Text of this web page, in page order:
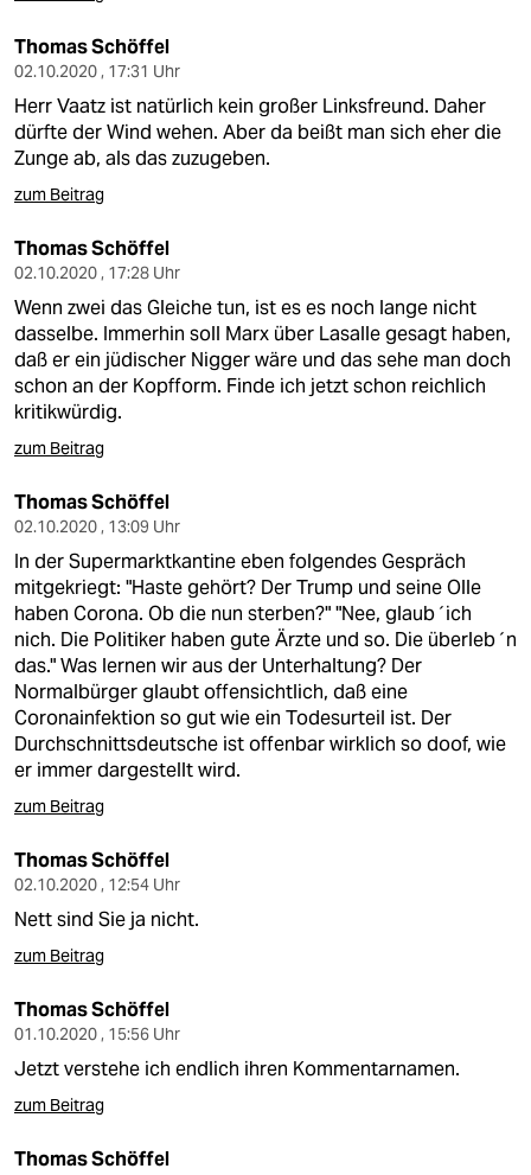
Thomas Schöffel
02.10.2020 , 17:31 Uhr
Herr Vaatz ist natürlich kein großer Linksfreund. Daher
dürfte der Wind wehen. Aber da beißt man sich eher die
Zunge ab, als das zuzugeben.
zum Beitrag
Thomas Schöffel
02.10.2020 , 17:28 Uhr
Wenn zwei das Gleiche tun, ist es es noch lange nicht
dasselbe. Immerhin soll Marx über Lasalle gesagt haben,
daß er ein jüdischer Nigger wäre und das sehe man doch
schon an der Kopfform. Finde ich jetzt schon reichlich
kritikwürdig.
zum Beitrag
Thomas Schöffel
02.10.2020 , 13:09 Uhr
In der Supermarktkantine eben folgendes Gespräch
mitgekriegt: "Haste gehört? Der Trump und seine Olle
haben Corona. Ob die nun sterben?" "Nee, glaub´ich
nich. Die Politiker haben gute Ärzte und so. Die überleb´n
das." Was lernen wir aus der Unterhaltung? Der
Normalbürger glaubt offensichtlich, daß eine
Coronainfektion so gut wie ein Todesurteil ist. Der
Durchschnittsdeutsche ist offenbar wirklich so doof, wie
er immer dargestellt wird.
zum Beitrag
Thomas Schöffel
02.10.2020 , 12:54 Uhr
Nett sind Sie ja nicht.
zum Beitrag
Thomas Schöffel
01.10.2020 , 15:56 Uhr
Jetzt verstehe ich endlich ihren Kommentarnamen.
zum Beitrag
Thomas Schöffel